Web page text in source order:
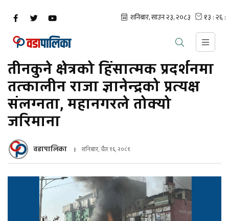
तीनकुने क्षेत्रको हिंसात्मक प्रदर्शनमा
तत्कालीन राजा ज्ञानेन्द्रको प्रत्यक्ष
संलग्नता, महानगरले तोक्यो
जरिमाना
वडापालिका शनिबार, चैत १६, २०८१